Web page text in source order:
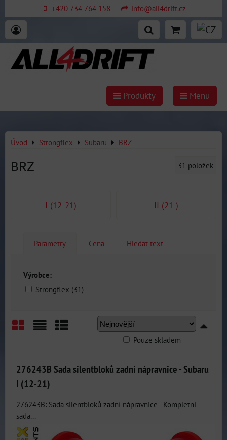
+420 734 764 158 info@all4drift.cz
Produkty Menu
Úvod Strongflex Subaru BRZ
BRZ 31 položek
I (12-21) II (21-)
Parametry Cena Hledat text
Výrobce:
Strongflex (31)
Pouze skladem
276243B Sada silentbloků zadní nápravnice - Subaru
I (12-21)
276243B: Sada silentbloků zadní nápravnice - Kompletní
sada...